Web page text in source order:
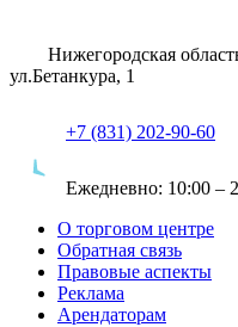
Нижегородская
ул.Бетанкура, 1
+7 (831) 202-90-60
Ежедневно: 10:00 –
О торговом центре
Обратная связь
Правовые аспекты
Реклама
Арендаторам